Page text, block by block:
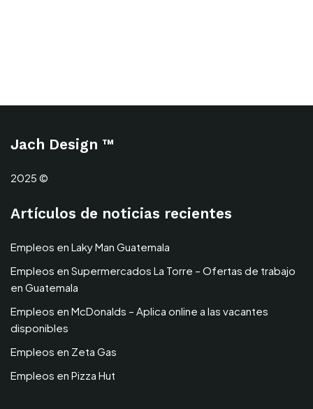
Jach Design ™
2025 ©
Artículos de noticias recientes
Empleos en Laky Man Guatemala
Empleos en Supermercados La Torre – Ofertas de trabajo
en Guatemala
Empleos en McDonalds – Aplica online a las vacantes
disponibles
Empleos en Zeta Gas
Empleos en Pizza Hut